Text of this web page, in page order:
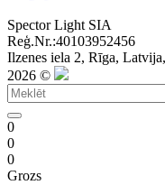
Spector Light SIA
Reģ.Nr.:40103952456
Ilzenes iela 2, Rīga,
2026 ©
0
0
0
Grozs